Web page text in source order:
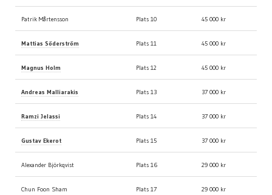
Patrik Mårtensson Plats 10 45 000 kr
Mattias Söderström Plats 11 45 000 kr
Magnus Holm Plats 12 45 000 kr
Andreas Malliarakis Plats 13 37 000 kr
Ramzi Jelassi Plats 14 37 000 kr
Gustav Ekerot Plats 15 37 000 kr
Alexander Björkqvist Plats 16 29 000 kr
Chun Foon Sham Plats 17 29 000 kr